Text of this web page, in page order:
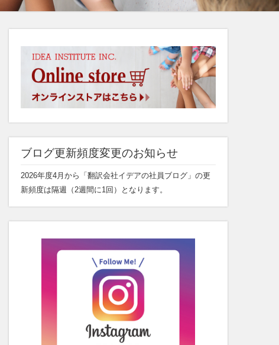
ブログ更新頻度変更のお知らせ
2026年度4月から「翻訳会社イデアの社員ブログ」の更
新頻度は隔週（2週間に1回）となります。